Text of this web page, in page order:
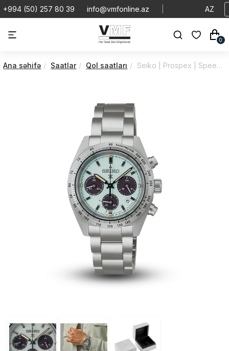
+994 (50) 257 80 39 info@vmfonline.az AZ
0
Ana səhifə Saatlar Qol saatları Seiko | Prospex | Speedtimer | SSC965P1